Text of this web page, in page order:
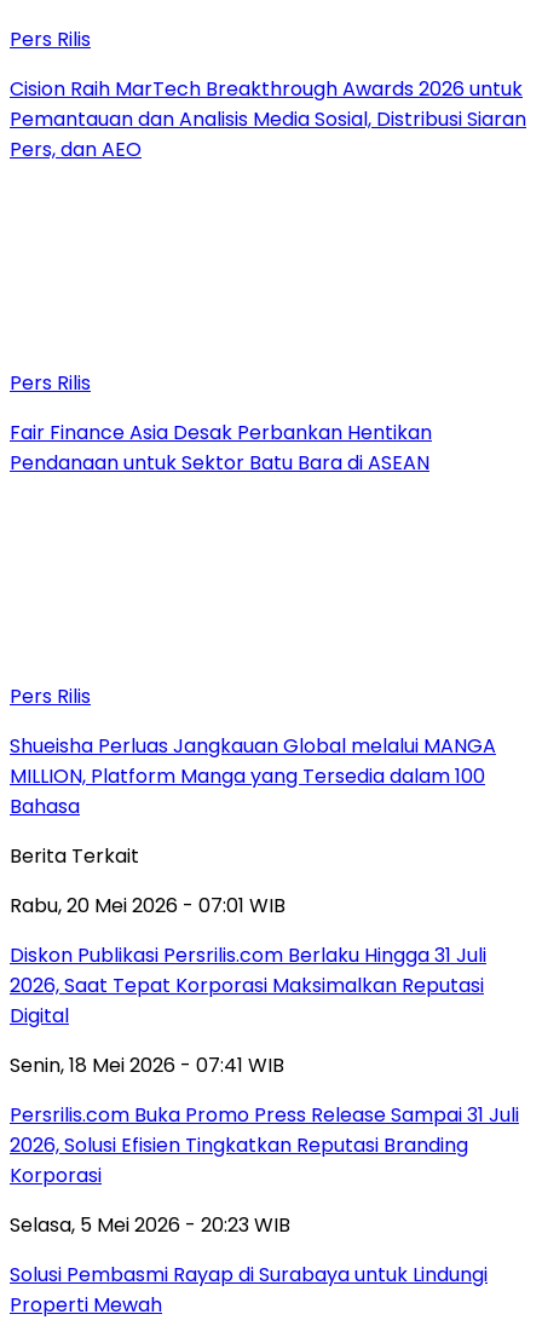
Pers Rilis
Cision Raih MarTech Breakthrough Awards 2026 untuk
Pemantauan dan Analisis Media Sosial, Distribusi Siaran
Pers, dan AEO
Pers Rilis
Fair Finance Asia Desak Perbankan Hentikan
Pendanaan untuk Sektor Batu Bara di ASEAN
Pers Rilis
Shueisha Perluas Jangkauan Global melalui MANGA
MILLION, Platform Manga yang Tersedia dalam 100
Bahasa
Berita Terkait
Rabu, 20 Mei 2026 - 07:01 WIB
Diskon Publikasi Persrilis.com Berlaku Hingga 31 Juli
2026, Saat Tepat Korporasi Maksimalkan Reputasi
Digital
Senin, 18 Mei 2026 - 07:41 WIB
Persrilis.com Buka Promo Press Release Sampai 31 Juli
2026, Solusi Efisien Tingkatkan Reputasi Branding
Korporasi
Selasa, 5 Mei 2026 - 20:23 WIB
Solusi Pembasmi Rayap di Surabaya untuk Lindungi
Properti Mewah